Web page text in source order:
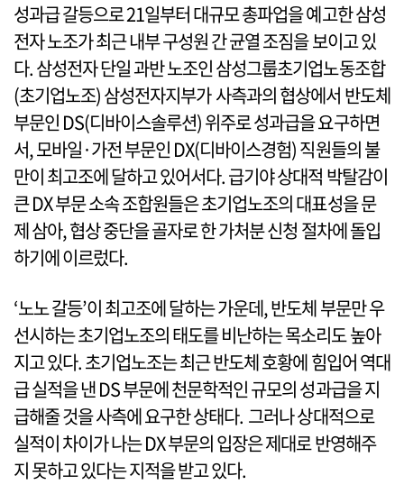
성과급 갈등으로 21일부터 대규모 총파업을 예고한 삼성
전자 노조가 최근 내부 구성원 간 균열 조짐을 보이고 있
다. 삼성전자 단일 과반 노조인 삼성그룹초기업노동조합
(초기업노조) 삼성전자지부가 사측과의 협상에서 반도체
부문인 DS(디바이스솔루션) 위주로 성과급을 요구하면
서, 모바일·가전 부문인 DX(디바이스경험) 직원들의 불
만이 최고조에 달하고 있어서다. 급기야 상대적 박탈감이
큰 DX 부문 소속 조합원들은 초기업노조의 대표성을 문
제 삼아, 협상 중단을 골자로 한 가처분 신청 절차에 돌입
하기에 이르렀다.
‘노노 갈등’이 최고조에 달하는 가운데, 반도체 부문만 우
선시하는 초기업노조의 태도를 비난하는 목소리도 높아
지고 있다. 초기업노조는 최근 반도체 호황에 힘입어 역대
급 실적을 낸 DS 부문에 천문학적인 규모의 성과급을 지
급해줄 것을 사측에 요구한 상태다. 그러나 상대적으로
실적이 차이가 나는 DX 부문의 입장은 제대로 반영해주
지 못하고 있다는 지적을 받고 있다.